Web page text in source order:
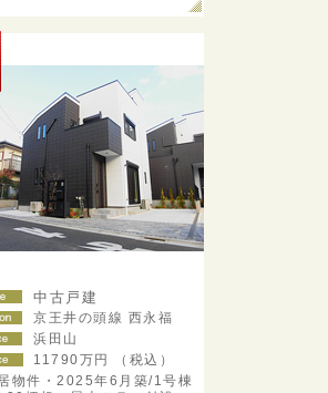
中古戸建
京王井の頭線 西永福
浜田山
11790万円 （税込）
物件・2025年6月築/1号棟